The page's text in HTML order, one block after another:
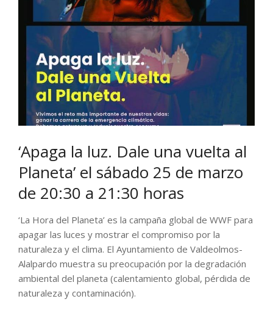
‘Apaga la luz. Dale una vuelta al
Planeta’ el sábado 25 de marzo
de 20:30 a 21:30 horas
‘La Hora del Planeta’ es la campaña global de WWF para
apagar las luces y mostrar el compromiso por la
naturaleza y el clima. El Ayuntamiento de Valdeolmos-
Alalpardo muestra su preocupación por la degradación
ambiental del planeta (calentamiento global, pérdida de
naturaleza y contaminación).